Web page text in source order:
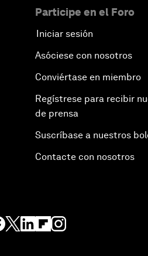
Participe en el Foro
Iniciar sesión
Asóciese con nosotros
Conviértase en miembro
Regístrese para recibir
de prensa
Suscríbase a nuestros
Contacte con nosotros